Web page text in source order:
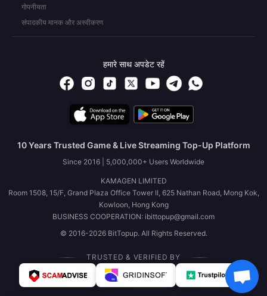
गोपनीयता
संपादकीय मानक और अस्वीकरण
हमारे साथ अपडेट रहें
10 Years Trusted Game & Live Streaming Top-Up Platform
Since 2016 | 5,000,000+ Users Worldwide
KAMAGEN LIMITED
Room 1508, 15/F, Grand Plaza Office Tower II, 625 Nathan Road, Mong Kok,
Kowloon, Hong Kong
BUSINESS COOPERATION: ibittopup@gmail.com
© 2016-2026 BitTopup. All Rights Reserved.
TRUSTED & VERIFIED BY